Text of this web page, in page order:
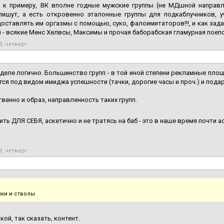
к примеру, ВК вполне годные мужские группы (не МДшной
а есть откровенно эталонные группы для подкаблучников,
им оргазмы с помощью, суко, фалоимитаторов!!!, и как
- всякие Менс Хелвсы, Максимы и прочая баборабская гламурная
четверг
логично. Большинство групп - в той иной степени рекламные
под видом имиджа успешности (тачки, дорогие часы и проч.) и
и образ, направленность таких групп.
ДЛЯ СЕБЯ, аскетично и не тратясь на баб - это в наше время почти
четверг
и стволы
так сказать, контент.